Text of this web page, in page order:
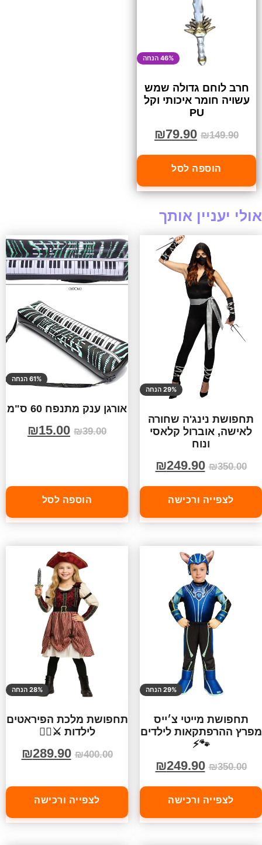
46% הנחה
חרב לוחם גדולה שמש
עשויה חומר איכותי וקל
PU
₪149.90
₪79.90
הוספה לסל
אולי יעניין אותך
29% הנחה
תחפושת נינג'ה שחורה
לאישה, אוברול קלאסי
ונוח
₪350.00
₪249.90
לצפייה ורכישה
61% הנחה
אורגן ענק מתנפח 60 ס"מ
₪39.00
₪15.00
הוספה לסל
29% הנחה
תחפושת מייטי צ׳ייס
מפרץ ההרפתקאות לילדים
🐾⚡
₪350.00
₪249.90
לצפייה ורכישה
28% הנחה
תחפושת מלכת הפיראטים
לילדות ⚔️🏴‍☠️
₪400.00
₪289.90
לצפייה ורכישה